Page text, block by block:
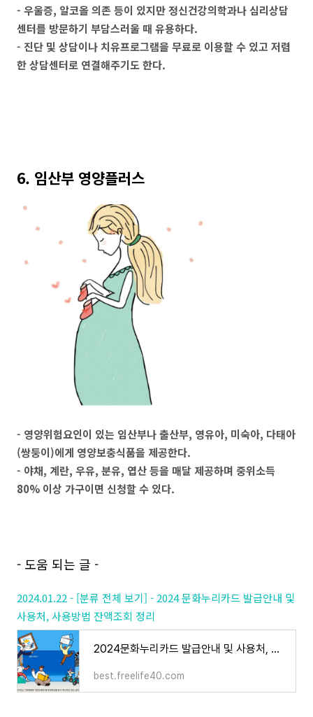
- 우울증, 알코올 의존 등이 있지만 정신건강의학과나 심리상담
센터를 방문하기 부담스러울 때 유용하다.
- 진단 및 상담이나 치유프로그램을 무료로 이용할 수 있고 저렴
한 상담센터로 연결해주기도 한다.
6. 임산부 영양플러스
- 영양위험요인이 있는 임산부나 출산부, 영유아, 미숙아, 다태아
(쌍둥이)에게 영양보충식품을 제공한다.
- 야채, 계란, 우유, 분유, 엽산 등을 매달 제공하며 중위소득
80% 이상 가구이면 신청할 수 있다.
- 도움 되는 글 -
2024.01.22 - [분류 전체 보기] - 2024 문화누리카드 발급안내 및
사용처, 사용방법 잔액조회 정리
2024문화누리카드 발급안내 및 사용처, 사용방법 잔액조회 정리
best.freelife40.com